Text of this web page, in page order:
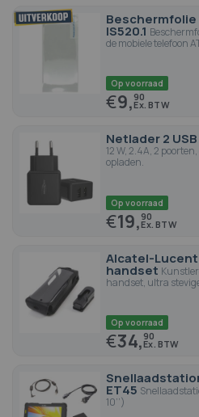
IS520.1
de mobiele telefoon
Op voorraad
€9,90
Netlader 2
12 W, 2.4A, 2
opladen.
Op voorraad
€19,90
Alcatel-Lucent
handset
handset, ultra
Op voorraad
€34,90
ET45
10’’)